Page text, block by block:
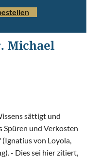
Michael
sättigt und
Spüren und Verkosten
von Loyola,
- Dies sei hier zitiert,